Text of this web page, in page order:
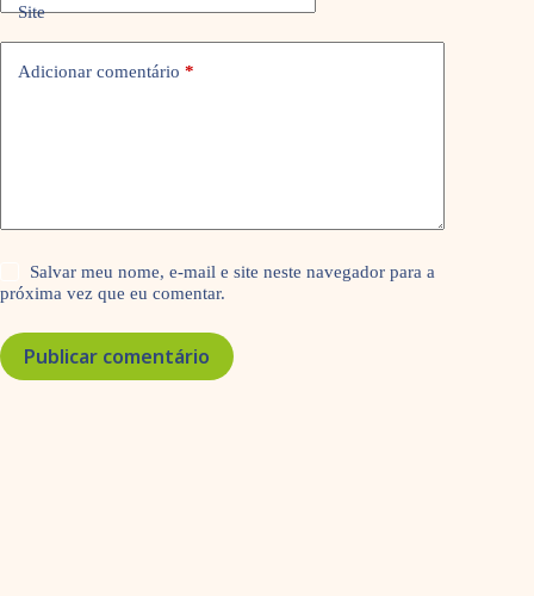
Site
Adicionar comentário *
Salvar meu nome, e-mail e site neste navegador para a
próxima vez que eu comentar.
Publicar comentário